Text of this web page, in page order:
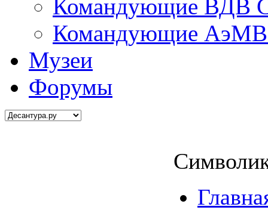
Командующие ВДВ
Командующие АэМВ
Музеи
Форумы